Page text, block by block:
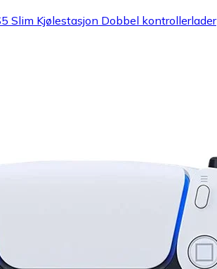
Slim Kjølestasjon Dobbel kontrollerlader